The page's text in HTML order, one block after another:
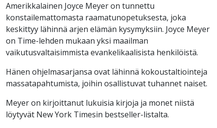
Amerikkalainen Joyce Meyer on tunnettu
konstailemattomasta raamatunopetuksesta, joka
keskittyy lähinnä arjen elämän kysymyksiin. Joyce Meyer
on Time-lehden mukaan yksi maailman
vaikutusvaltaisimmista evankelikaalisista henkilöistä.
Hänen ohjelmasarjansa ovat lähinnä kokoustaltiointeja
massatapahtumista, joihin osallistuvat tuhannet naiset.
Meyer on kirjoittanut lukuisia kirjoja ja monet niistä
löytyvät New York Timesin bestseller-listalta.